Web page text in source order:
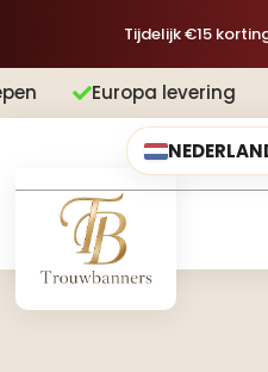
Tijdelijk €15
Europa levering 2-3